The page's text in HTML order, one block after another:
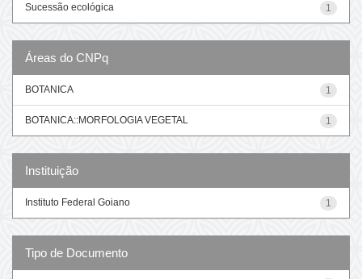
1
Sucessão ecológica
Áreas do CNPq
1
BOTANICA
1
BOTANICA::MORFOLOGIA VEGETAL
Instituição
1
Instituto Federal Goiano
Tipo de Documento